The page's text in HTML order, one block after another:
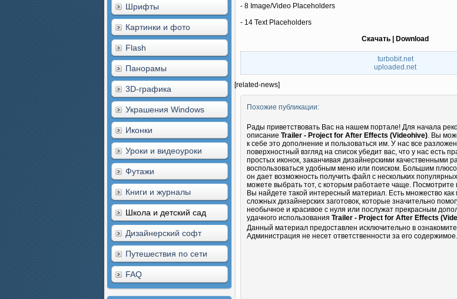
Шрифты
Картинки и фото
Flash
Панорамы
3D-графика
Украшения Windows
Иконки
Уроки и видеоуроки
Футажи
Книги и журналы
Школа и детский сад
Дизайнерский софт
Путешествия по сети
FAQ
- 8 Image/Video Placeholders
- 14 Text Placeholders
Скачать | Download
turbobit.net
uploaded.net
[related-news]
Похожие публикации:
Рады приветствовать Вас на нашем портале! Для начала
описание Trailer - Project for After Effects (Videohive). Вы
к себе это дополнение и пользоваться им. У нас все
поверхностный взгляд на список убедит вас, что у нас есть
простых иконок, заканчивая дизайнерскими качественными
воспользоваться удобным меню или поиском. Большим
он дает возможность получить файл с нескольких
можете выбрать тот, с которым работаете чаще.
Вы найдете такой интересный материал. Есть множество как
сложных дизайнерских заготовок, которые значительно
необычное и красивое с нуля или послужат прекрасным
удачного использования Trailer - Project for After Effects
Данный материал предоставлен исключительно в
Администрация не несет ответственности за его содержимое.